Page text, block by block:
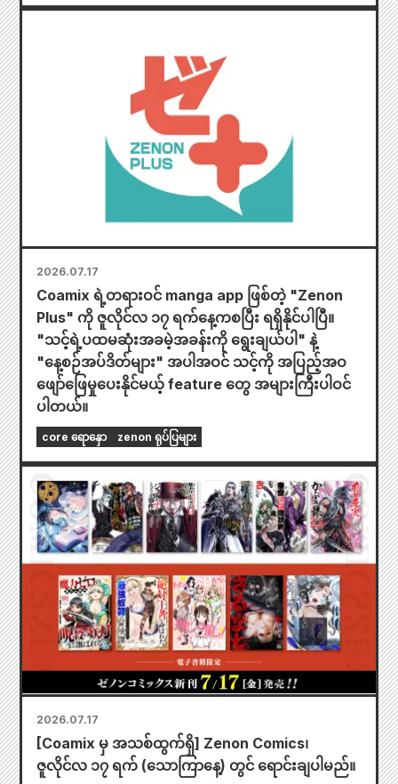
2026.07.17
Coamix ရဲ့တရားဝင် manga app ဖြစ်တဲ့ "Zenon
Plus" ကို ဇူလိုင်လ ၁၇ ရက်နေ့ကစပြီး ရရှိနိုင်ပါပြီ။
"သင့်ရဲ့ပထမဆုံးအခမဲ့အခန်းကို ရွေးချယ်ပါ" နဲ့
"နေ့စဉ်အပ်ဒိတ်များ" အပါအဝင် သင့်ကို အပြည့်အဝ
ဖျော်ဖြေမှုပေးနိုင်မယ့် feature တွေ အများကြီးပါဝင်
ပါတယ်။
core ရောနှော zenon ရုပ်ပြများ
2026.07.17
[Coamix မှ အသစ်ထွက်ရှိ] Zenon Comics၊
ဇူလိုင်လ ၁၇ ရက် (သောကြာနေ့) တွင် ရောင်းချပါမည်။